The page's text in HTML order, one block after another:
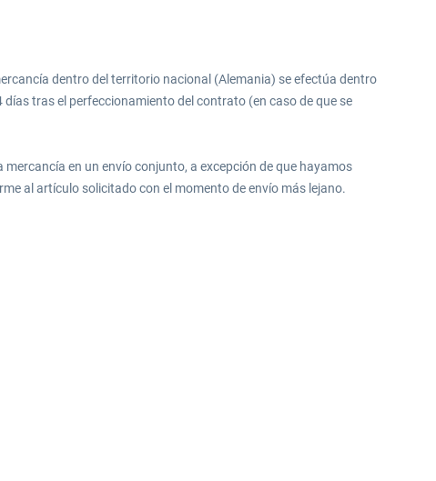
dentro del territorio nacional (Alemania) se efectúa dentro
tras el perfeccionamiento del contrato (en caso de que se
en un envío conjunto, a excepción de que hayamos
al artículo solicitado con el momento de envío más lejano.